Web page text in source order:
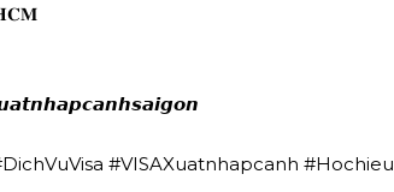
#VISAXuatnhapcanh #Hochieu